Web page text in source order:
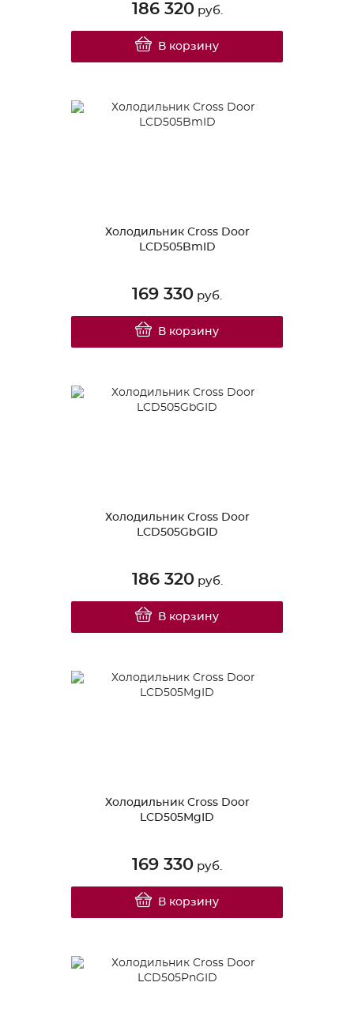
186 320руб.
В корзину
Холодильник Cross Door
LCD505BmID
169 330 руб.
В корзину
Холодильник Cross Door
LCD505GbGID
186 320руб.
В корзину
Холодильник Cross Door
LCD505MgID
169 330 руб.
В корзину